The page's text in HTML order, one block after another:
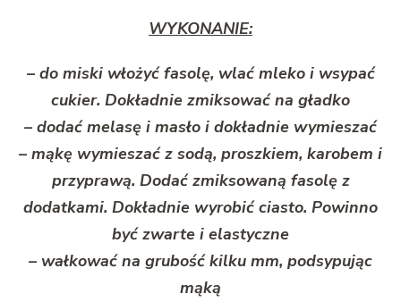
WYKONANIE:
– do miski włożyć fasolę, wlać mleko i wsypać
cukier. Dokładnie zmiksować na gładko
– dodać melasę i masło i dokładnie wymieszać
– mąkę wymieszać z sodą, proszkiem, karobem i
przyprawą. Dodać zmiksowaną fasolę z
dodatkami. Dokładnie wyrobić ciasto. Powinno
być zwarte i elastyczne
– wałkować na grubość kilku mm, podsypując
mąką